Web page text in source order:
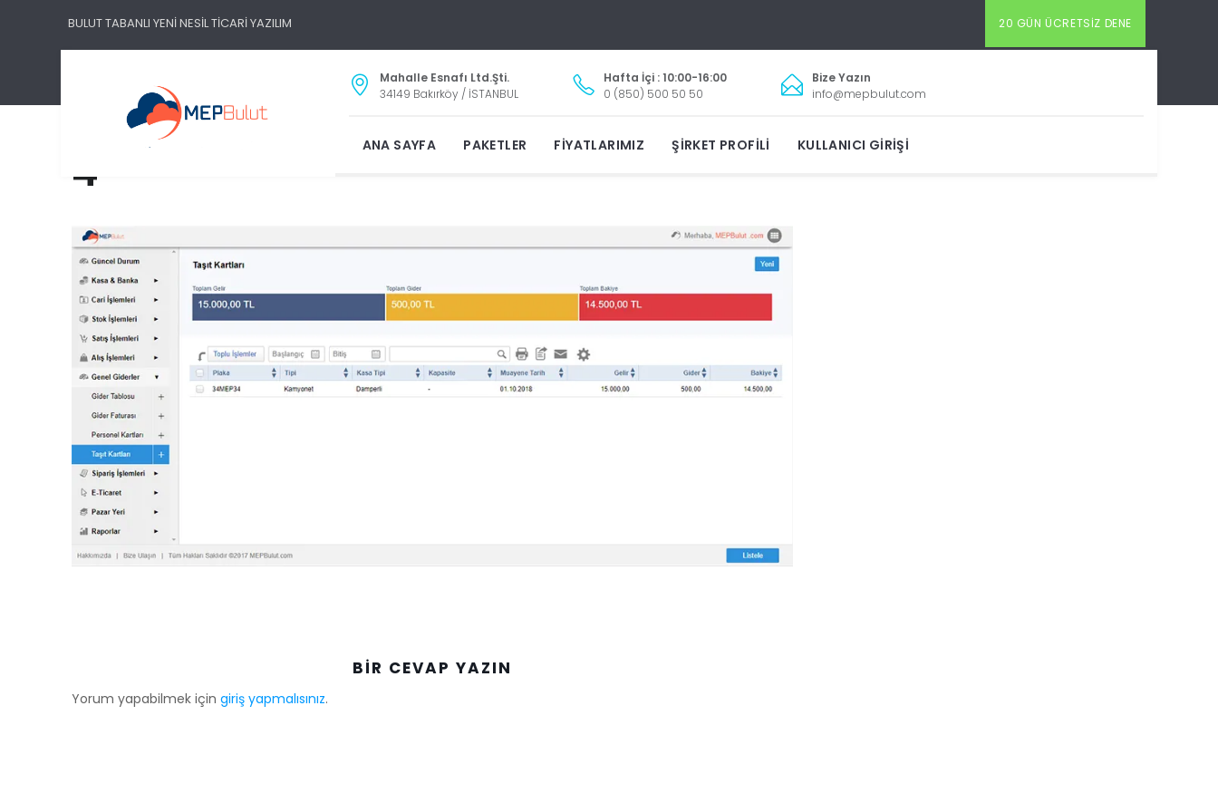
BULUT TABANLI YENİ NESİL TİCARİ YAZILIM 20 GÜN ÜCRETSIZ DENE
Mahalle Esnafı Ltd.Şti.
34149 Bakırköy / İSTANBUL
Hafta İçi : 10:00-16:00
0 (850) 500 50 50
Bize Yazın
info@mepbulut.com
ANA SAYFA PAKETLER FIYATLARIMIZ ŞIRKET PROFILI KULLANICI GIRIŞI
4
BIR CEVAP YAZIN
Yorum yapabilmek için giriş yapmalısınız.